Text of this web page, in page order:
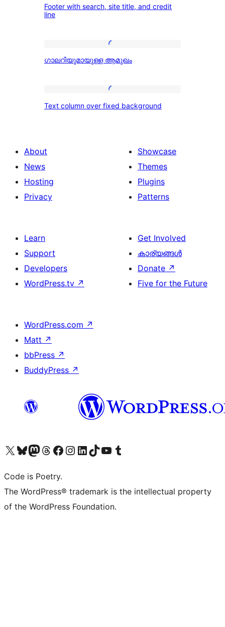
with
site
title,
credit
line
Footer with search, site title, and credit
line
ആമുഖം
ഗാലറിയുമായുള്ള ആമുഖം
column
background
Text column over fixed background
About
News
Hosting
Privacy
Showcase
Themes
Plugins
Patterns
Learn
Support
Developers
WordPress.tv ↗
Get Involved
കാര്യങ്ങള്‍
Donate ↗
Five for the Future
WordPress.com ↗
Matt ↗
bbPress ↗
BuddyPress ↗
Visit our X (formerly Twitter) account
ഞങ്ങളുടെ ബ്ലൂസ്കൈ അക്കൗണ്ട് സന്ദർശിക്കുക
Visit our Mastodon account
ഞങ്ങളുടെ ത്രെഡ്സ് അക്കൗണ്ട് സന്ദർശിക്കുക
Visit our Facebook page
Visit our Instagram account
Visit our LinkedIn account
ഞങ്ങളുടെ ടിക് ടോക് അക്കൗണ്ട് സന്ദർശിക്കുക
Visit our YouTube channel
ഞങ്ങളുടെ ടംബ്ലർ അക്കൗണ്ട് സന്ദർശിക്കുക
Code is Poetry.
The WordPress® trademark is the intellectual property
of the WordPress Foundation.